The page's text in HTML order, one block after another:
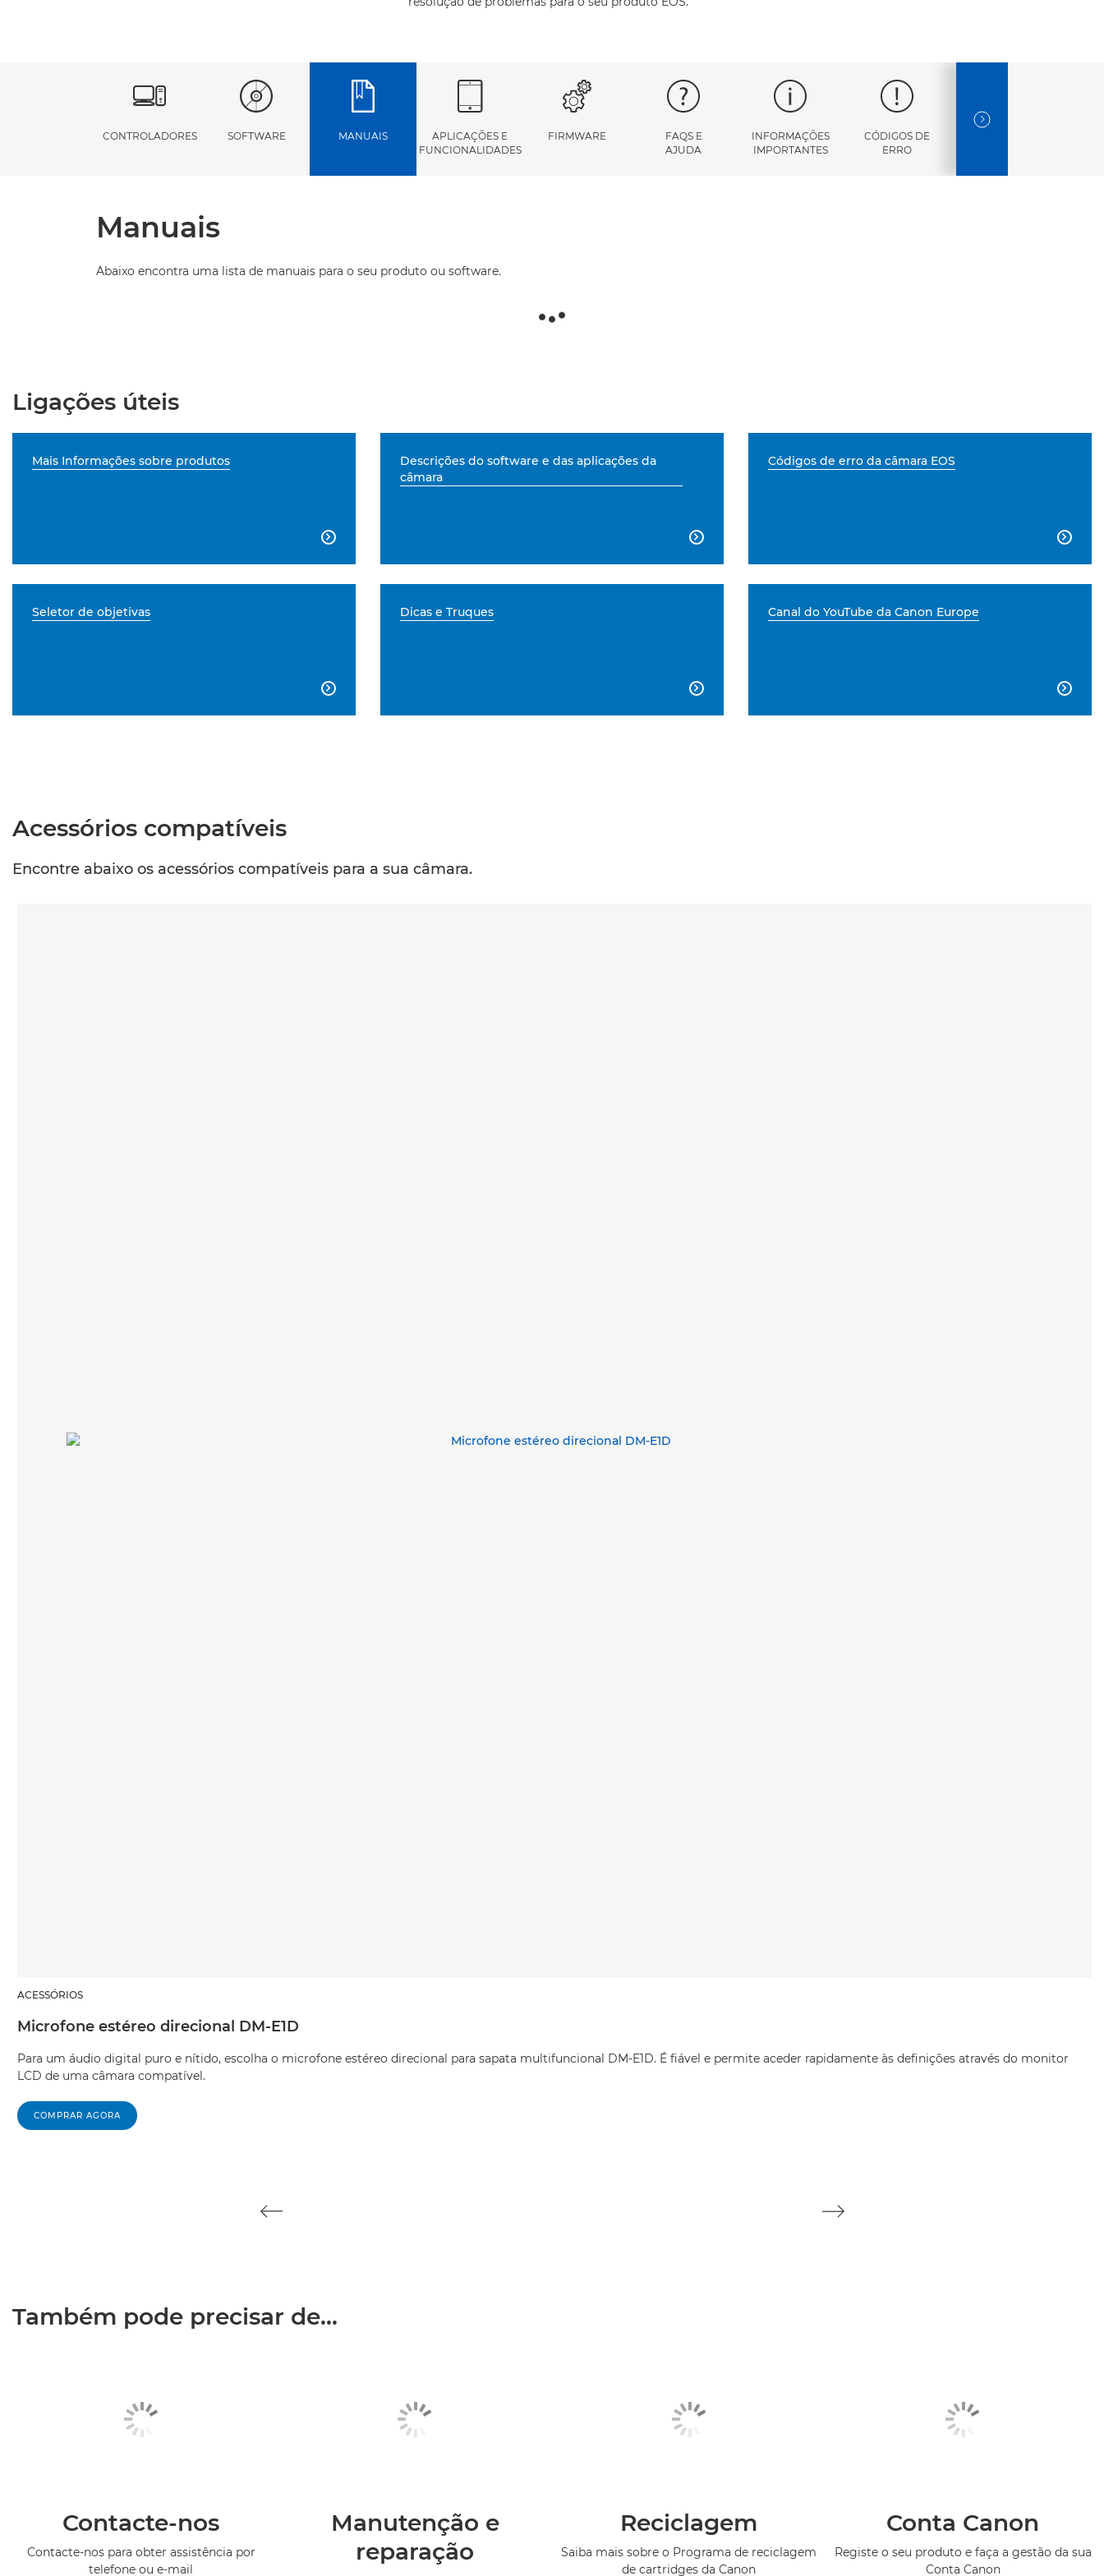
CONTROLADORES SOFTWARE MANUAIS
APLICAÇÕES E
FUNCIONALIDADES
FIRMWARE
FAQS E
AJUDA
INFORMAÇÕES
IMPORTANTES
CÓDIGOS DE
ERRO
NEXT SLIDE
Manuais
Abaixo encontra uma lista de manuais para o seu produto ou software.
Ligações úteis
Mais Informações sobre produtos

Descrições do software e das aplicações da
câmara

Códigos de erro da câmara EOS

Seletor de objetivas

Dicas e Truques

Canal do YouTube da Canon Europe

Acessórios compatíveis
Encontre abaixo os acessórios compatíveis para a sua câmara.
ACESSÓRIOS
Microfone estéreo direcional DM-E1D
Para um áudio digital puro e nítido, escolha o microfone estéreo direcional para sapata multifuncional DM-E1D. É fiável e permite aceder rapidamente às definições através do monitor
LCD de uma câmara compatível.
COMPRAR AGORA
Também pode precisar de...
Contacte-nos
Contacte-nos para obter assistência por
telefone ou e-mail
Manutenção e
reparação
Reciclagem
Saiba mais sobre o Programa de reciclagem
de cartridges da Canon
Conta Canon
Registe o seu produto e faça a gestão da sua
Conta Canon